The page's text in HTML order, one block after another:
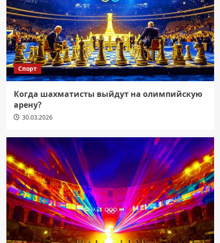
Спорт
Когда шахматисты выйдут на олимпийскую
арену?
30.03.2026